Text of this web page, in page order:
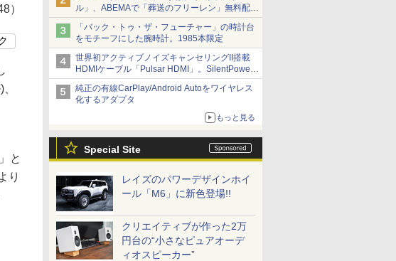
ル」、ABEMAで「葬送のフリーレン」無料配信
など。夏の特番・配信情報
「バック・トゥ・ザ・フューチャー」の時計台
をモチーフにした腕時計。1985本限定
世界初アクティブノイズキャンセリングII搭載
HDMIケーブル「Pulsar HDMI」。SilentPower
から
純正の有線CarPlay/Android Autoをワイヤレス
化するアダプタ
もっと見る
Special Site
レイズのパワーデザインホイ
ール「M6」に新色登場!!
クリエイティブが作った2万
円台の“小さなピュアオーデ
ィオスピーカー”
）
と
り